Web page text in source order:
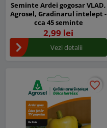
Seminte Ardei gogosar VLAD,
Agrosel, Gradinarul intelept -
cca 45 seminte
2,99 lei
Vezi detalii
favorite_border
favorite_border